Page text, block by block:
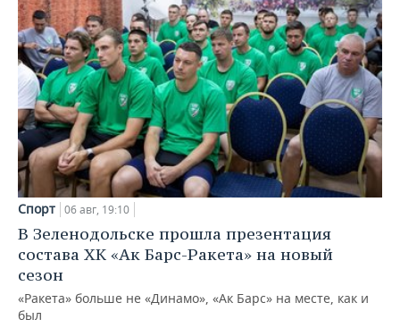
Спорт 06 авг, 19:10
В Зеленодольске прошла презентация
состава ХК «Ак Барс-Ракета» на новый
сезон
«Ракета» больше не «Динамо», «Ак Барс» на месте, как и
был